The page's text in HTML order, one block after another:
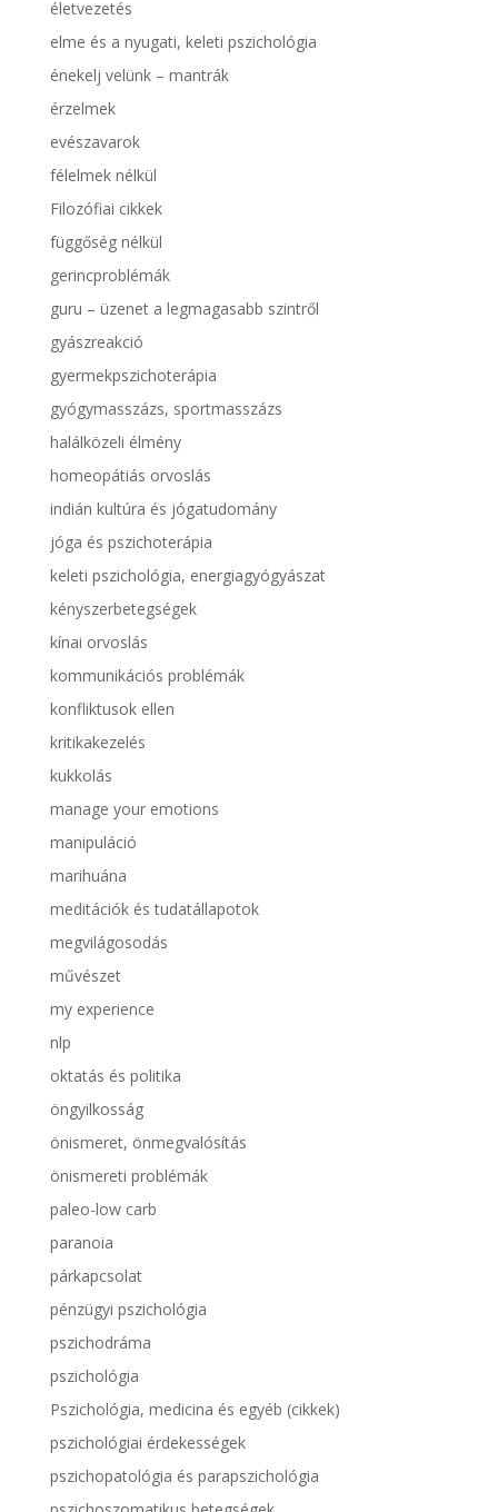
életvezetés
elme és a nyugati, keleti pszichológia
énekelj velünk – mantrák
érzelmek
evészavarok
félelmek nélkül
Filozófiai cikkek
függőség nélkül
gerincproblémák
guru – üzenet a legmagasabb szintről
gyászreakció
gyermekpszichoterápia
gyógymasszázs, sportmasszázs
halálközeli élmény
homeopátiás orvoslás
indián kultúra és jógatudomány
jóga és pszichoterápia
keleti pszichológia, energiagyógyászat
kényszerbetegségek
kínai orvoslás
kommunikációs problémák
konfliktusok ellen
kritikakezelés
kukkolás
manage your emotions
manipuláció
marihuána
meditációk és tudatállapotok
megvilágosodás
művészet
my experience
nlp
oktatás és politika
öngyilkosság
önismeret, önmegvalósítás
önismereti problémák
paleo-low carb
paranoia
párkapcsolat
pénzügyi pszichológia
pszichodráma
pszichológia
Pszichológia, medicina és egyéb (cikkek)
pszichológiai érdekességek
pszichopatológia és parapszichológia